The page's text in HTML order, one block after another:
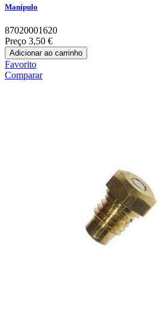
Manípulo
87020001620
Preço 3,50 €
Adicionar ao carrinho
Favorito
Comparar